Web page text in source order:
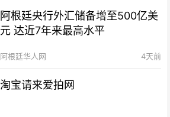
阿根廷央行外汇储备增至500亿美
元 达近7年来最高水平
阿根廷华人网 4天前
淘宝请来爱拍网